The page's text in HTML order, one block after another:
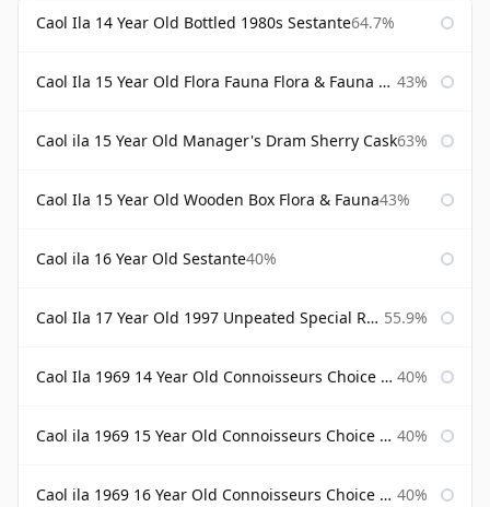
Caol Ila 14 Year Old Bottled 1980s Sestante64.7%
Caol Ila 15 Year Old Flora Fauna Flora & Fauna Flora 43%
Caol ila 15 Year Old Manager's Dram Sherry Cask63%
Caol Ila 15 Year Old Wooden Box Flora & Fauna43%
Caol ila 16 Year Old Sestante40%
Caol Ila 17 Year Old 1997 Unpeated Special Release 2015 55.9%
Caol Ila 1969 14 Year Old Connoisseurs Choice Gordon & Macphail 40%
Caol ila 1969 15 Year Old Connoisseurs Choice Gordon & Macphail 40%
Caol ila 1969 16 Year Old Connoisseurs Choice Gordon & Macphail 40%